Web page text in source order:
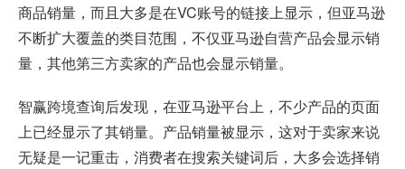
商品销量，而且大多是在VC账号的链接上显示，但亚马逊
不断扩大覆盖的类目范围，不仅亚马逊自营产品会显示销
量，其他第三方卖家的产品也会显示销量。
智赢跨境查询后发现，在亚马逊平台上，不少产品的页面
上已经显示了其销量。产品销量被显示，这对于卖家来说
无疑是一记重击，消费者在搜索关键词后，大多会选择销